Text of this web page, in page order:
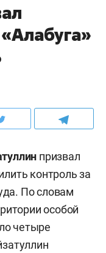
призвал
контроль за
По словам
особой
четыре